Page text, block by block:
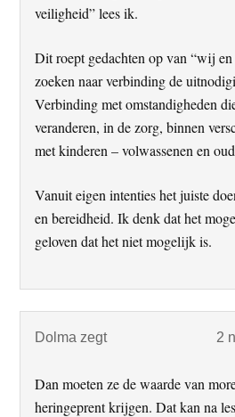
veiligheid” lees ik.
Dit roept gedachten op van “wij
zoeken naar verbinding de
Verbinding met omstandigheden
veranderen, in de zorg, binnen
met kinderen – volwassenen en
Vanuit eigen intenties het juiste
en bereidheid. Ik denk dat het
geloven dat het niet mogelijk is.
Dolma zegt
2
Dan moeten ze de waarde van
heringeprent krijgen. Dat kan na